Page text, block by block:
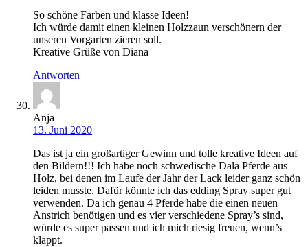
So schöne Farben und klasse Ideen!
Ich würde damit einen kleinen Holzzaun verschönern der
unseren Vorgarten zieren soll.
Kreative Grüße von Diana
Antworten
Anja
13. Juni 2020
Das ist ja ein großartiger Gewinn und tolle kreative Ideen auf
den Bildern!!! Ich habe noch schwedische Dala Pferde aus
Holz, bei denen im Laufe der Jahr der Lack leider ganz schön
leiden musste. Dafür könnte ich das edding Spray super gut
verwenden. Da ich genau 4 Pferde habe die einen neuen
Anstrich benötigen und es vier verschiedene Spray’s sind,
würde es super passen und ich mich riesig freuen, wenn’s
klappt.